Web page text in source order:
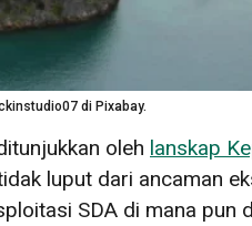
di Pixabay.
oleh lanskap
luput dari ancaman
SDA di mana